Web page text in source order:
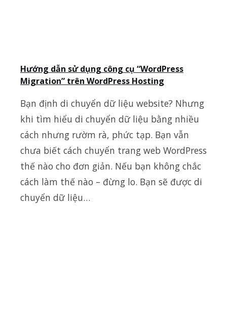
Hướng dẫn sử dụng công cụ “WordPress
Migration” trên WordPress Hosting
Bạn định di chuyển dữ liệu website? Nhưng
khi tìm hiểu di chuyển dữ liệu bằng nhiều
cách nhưng rườm rà, phức tạp. Bạn vẫn
chưa biết cách chuyển trang web WordPress
thế nào cho đơn giản. Nếu bạn không chắc
cách làm thế nào – đừng lo. Bạn sẽ được di
chuyển dữ liệu…